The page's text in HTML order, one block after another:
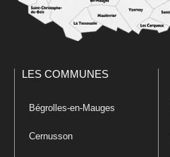
LES COMMUNES
Bégrolles-en-Mauges
Cernusson